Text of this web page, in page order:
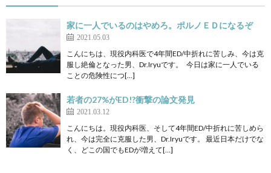
家に一人でいるのはやめろ。ポルノＥＤになるぞ
2021.05.03
こんにちは、現役内科医で4年間ED/中折れに苦しみ、今は克
服し絶倫となった男、Dr.Iryuです。 今日は家に一人でいる
ことの危険性につ[…]
若者の27%がED!?衝撃の論文発見
2021.03.12
こんにちは。現役内科医、そして4年間ED/中折れに苦しめら
れ、今は完全に克服した男、Dr.Iryuです。 最近日本だけでな
く、どこの国でもEDが増えて[…]